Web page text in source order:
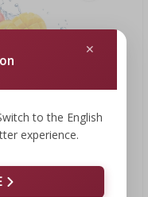
to the English
experience.